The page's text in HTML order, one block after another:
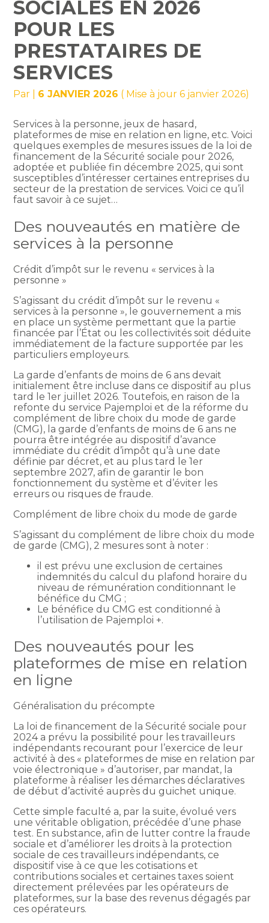
SOCIALES EN 2026
POUR LES
PRESTATAIRES DE
SERVICES
Par 6 JANVIER 2026 ( Mise à jour 6 janvier 2026)
Services à la personne, jeux de hasard,
plateformes de mise en relation en ligne, etc. Voici
quelques exemples de mesures issues de la loi de
financement de la Sécurité sociale pour 2026,
adoptée et publiée fin décembre 2025, qui sont
susceptibles d’intéresser certaines entreprises du
secteur de la prestation de services. Voici ce qu’il
faut savoir à ce sujet…
Des nouveautés en matière de
services à la personne
Crédit d’impôt sur le revenu « services à la
personne »
S’agissant du crédit d’impôt sur le revenu «
services à la personne », le gouvernement a mis
en place un système permettant que la partie
financée par l’État ou les collectivités soit déduite
immédiatement de la facture supportée par les
particuliers employeurs.
La garde d’enfants de moins de 6 ans devait
initialement être incluse dans ce dispositif au plus
tard le 1er juillet 2026. Toutefois, en raison de la
refonte du service Pajemploi et de la réforme du
complément de libre choix du mode de garde
(CMG), la garde d’enfants de moins de 6 ans ne
pourra être intégrée au dispositif d’avance
immédiate du crédit d’impôt qu’à une date
définie par décret, et au plus tard le 1er
septembre 2027, afin de garantir le bon
fonctionnement du système et d’éviter les
erreurs ou risques de fraude.
Complément de libre choix du mode de garde
S’agissant du complément de libre choix du mode
de garde (CMG), 2 mesures sont à noter :
il est prévu une exclusion de certaines
indemnités du calcul du plafond horaire du
niveau de rémunération conditionnant le
bénéfice du CMG ;
Le bénéfice du CMG est conditionné à
l’utilisation de Pajemploi +.
Des nouveautés pour les
plateformes de mise en relation
en ligne
Généralisation du précompte
La loi de financement de la Sécurité sociale pour
2024 a prévu la possibilité pour les travailleurs
indépendants recourant pour l’exercice de leur
activité à des « plateformes de mise en relation par
voie électronique » d’autoriser, par mandat, la
plateforme à réaliser les démarches déclaratives
de début d’activité auprès du guichet unique.
Cette simple faculté a, par la suite, évolué vers
une véritable obligation, précédée d’une phase
test. En substance, afin de lutter contre la fraude
sociale et d’améliorer les droits à la protection
sociale de ces travailleurs indépendants, ce
dispositif vise à ce que les cotisations et
contributions sociales et certaines taxes soient
directement prélevées par les opérateurs de
plateformes, sur la base des revenus dégagés par
ces opérateurs.